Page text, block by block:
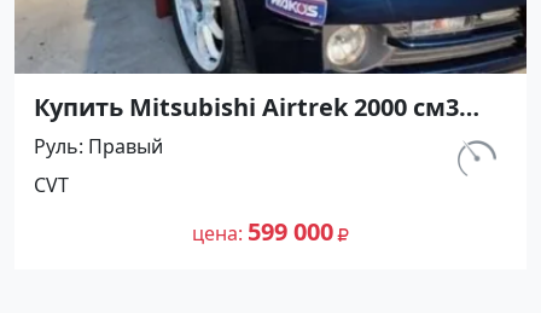
Купить Mitsubishi Airtrek 2000 см3
CVT (240 л.с.) Бензин турбонаддув в
Смоленская: цвет Черный
Универсал 2004 года по цене 599000
рублей, объявление №27302 на сайте
Авторынок23
км.
Руль Правый
CVT
цена 599 000